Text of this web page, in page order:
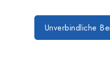
Unverbindliche